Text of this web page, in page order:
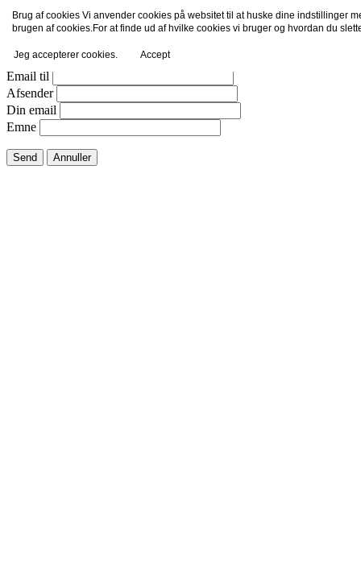
Email dette link til en ven.
Luk vindue
Email til
Afsender
Din email
Emne
Send Annuller
Brug af cookies Vi anvender cookies på websitet til at huske dine indstillinger
brugen af cookies.For at finde ud af hvilke cookies vi bruger og hvordan du
Jeg accepterer cookies. Accept